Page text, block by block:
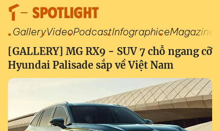
SPOTLIGHT
GalleryVideoPodcastInfographiceMagazine
[GALLERY] MG RX9 - SUV 7 chỗ ngang cỡ
Hyundai Palisade sắp về Việt Nam